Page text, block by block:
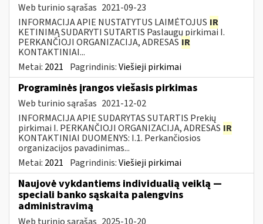
Web turinio sąrašas 2021-09-23
INFORMACIJA APIE NUSTATYTUS LAIMĖTOJUS IR
KETINIMĄ SUDARYTI SUTARTIS Paslaugų pirkimai I.
PERKANČIOJI ORGANIZACIJA, ADRESAS IR
KONTAKTINIAI...
Metai: 2021 Pagrindinis:Viešieji pirkimai
Programinės įrangos viešasis pirkimas
Web turinio sąrašas 2021-12-02
INFORMACIJA APIE SUDARYTAS SUTARTIS Prekių
pirkimai I. PERKANČIOJI ORGANIZACIJA, ADRESAS IR
KONTAKTINIAI DUOMENYS: I.1. Perkančiosios
organizacijos pavadinimas...
Metai: 2021 Pagrindinis:Viešieji pirkimai
Naujovė vykdantiems individualią veiklą —
speciali banko sąskaita palengvins
administravimą
Web turinio sąrašas 2025-10-20